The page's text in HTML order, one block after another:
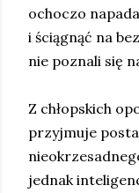
ochoczo
i ściągnąć na
nie poznali się
Z chłopskich
przyjmuje
jednak